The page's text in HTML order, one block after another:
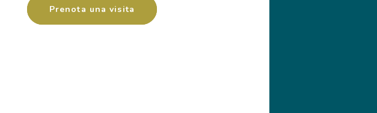
Prenota una visita